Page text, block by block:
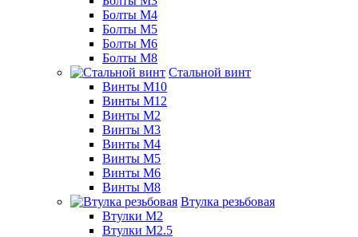
Болты М4
Болты М5
Болты М6
Болты М8
Стальной винт
Винты М10
Винты М12
Винты М2
Винты М3
Винты М4
Винты М5
Винты М6
Винты М8
Втулка резьбовая
Втулки М2
Втулки М2.5